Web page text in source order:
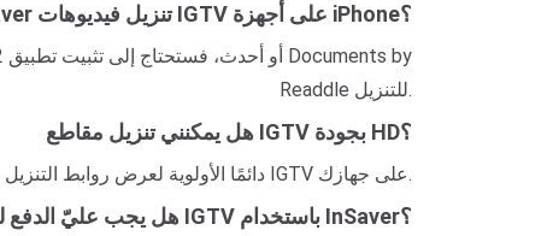
هل يدعم تطبيق InSaver تنزيل فيديوهات IGTV على أجهزة iPhone؟
Readdle للتنزيل.
هل يمكنني تنزيل مقاطع IGTV بجودة HD؟
بالتأكيد. يعطي InSaver دائمًا الأولوية لعرض روابط التنزيل بأعلى جودة ممكنة. ما عليك سوى تقديم رابط إنستغرام صالح لتنزيل مقطع IGTV على جهازك.
هل يجب عليّ الدفع لتنزيل IGTV باستخدام InSaver؟